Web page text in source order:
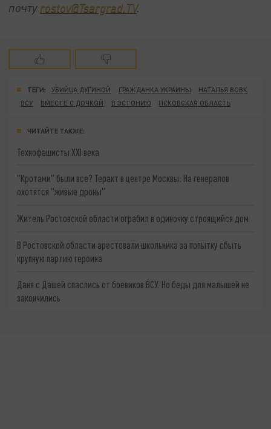
почту rostov@Tsargrad.ТV.
ТЕГИ: УБИЙЦА ДУГИНОЙ ГРАЖДАНКА УКРАИНЫ
НАТАЛЬЯ ВОВК
ВСУ
ВМЕСТЕ С ДОЧКОЙ В ЭСТОНИЮ ПСКОВСКАЯ ОБЛАСТЬ
ЧИТАЙТЕ ТАКЖЕ:
Технофашисты XXI века
"Кротами" были все? Теракт в центре Москвы: На генералов
охотятся "живые дроны"
Житель Ростовской области ограбил в одиночку строящийся дом
В Ростовской области арестовали школьника за попытку сбыть
крупную партию героина
Даня с Дашей спаслись от боевиков ВСУ. Но беды для малышей не
закончились